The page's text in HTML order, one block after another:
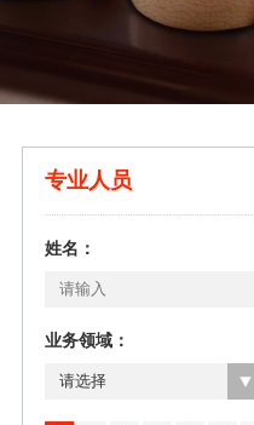
专业人员
姓名：
业务领域：
请选择